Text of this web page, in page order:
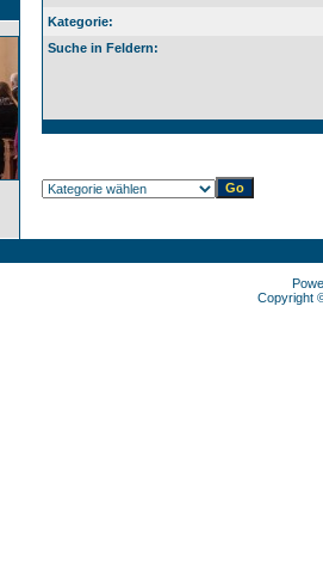
Kategorie:
Suche in Feldern:
Copyright